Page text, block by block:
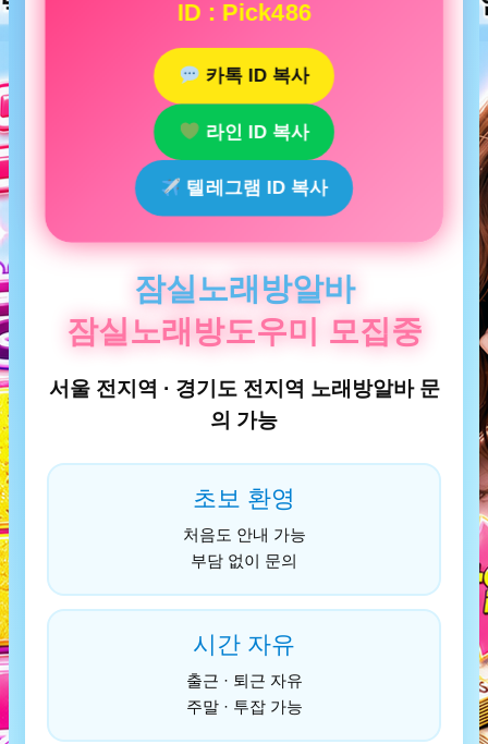
ID : Pick486
카톡 ID 복사
라인 ID 복사
텔레그램 ID 복사
잠실노래방알바
잠실노래방도우미 모집중
서울 전지역 · 경기도 전지역 노래방알바 문
의 가능
초보 환영
처음도 안내 가능
부담 없이 문의
시간 자유
출근 · 퇴근 자유
주말 · 투잡 가능